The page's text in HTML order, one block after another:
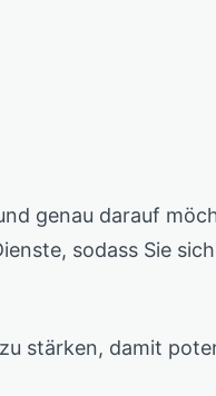
genau darauf
sodass Sie
stärken, damit